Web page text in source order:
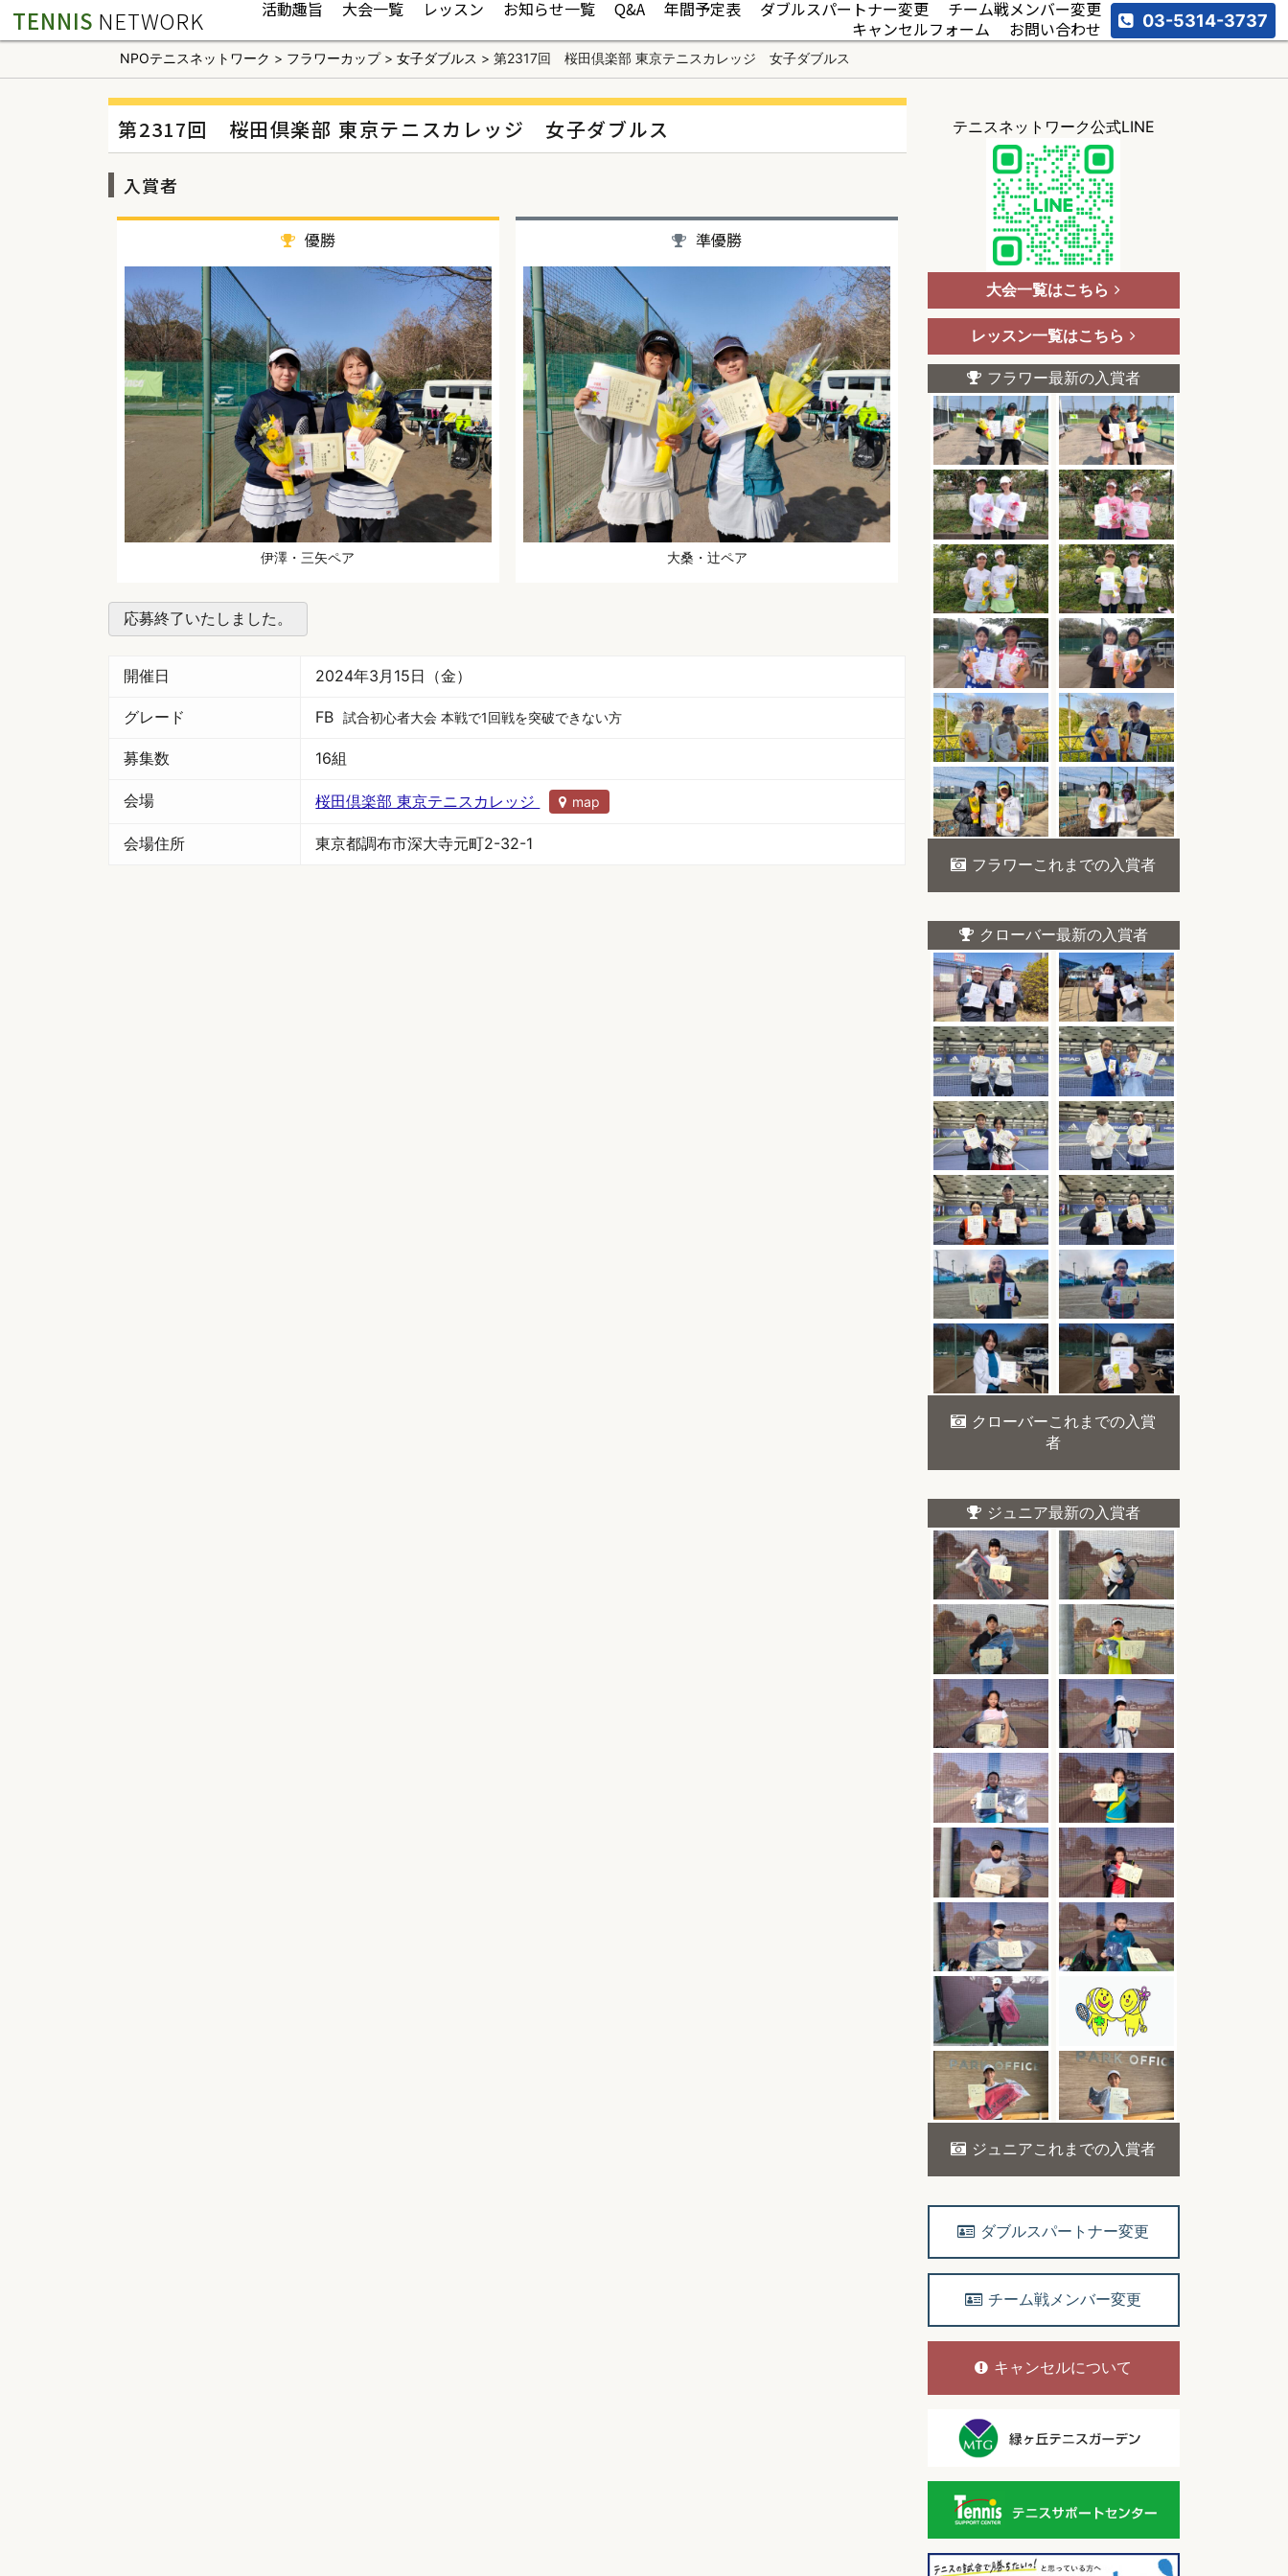
TENNIS NETWORK 活動趣旨 大会一覧 レッスン お知らせ一覧 Q&A 年間予定表 ダブルスパートナー変更
チーム戦メンバー変更
キャンセルフォーム
お問い合わせ 03-5314-3737
NPOテニスネットワーク > フラワーカップ> 女子ダブルス > 第2317回 桜田倶楽部 東京テニスカレッジ 女子ダブルス
第2317回 桜田倶楽部 東京テニスカレッジ 女子ダブルス
入賞者
優勝
伊澤・三矢ペア
準優勝
大桑・辻ペア
応募終了いたしました。
開催日 2024年3月15日（金）
グレード FB 試合初心者大会 本戦で1回戦を突破できない方
募集数 16組
会場 桜田倶楽部 東京テニスカレッジ map
会場住所 東京都調布市深大寺元町2-32-1
テニスネットワーク公式LINE
大会一覧はこちら
レッスン一覧はこちら
フラワー最新の入賞者
フラワーこれまでの入賞者
クローバー最新の入賞者
クローバーこれまでの入賞
者
ジュニア最新の入賞者
ジュニアこれまでの入賞者
ダブルスパートナー変更
チーム戦メンバー変更
キャンセルについて